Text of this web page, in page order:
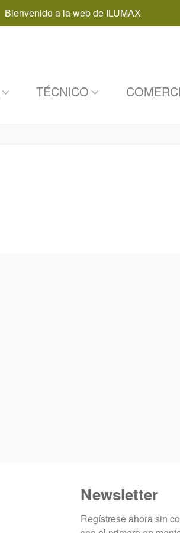
Bienvenido a la web de ILUMAX
TÉCNICO
Newsletter
Regístrese ahora sin